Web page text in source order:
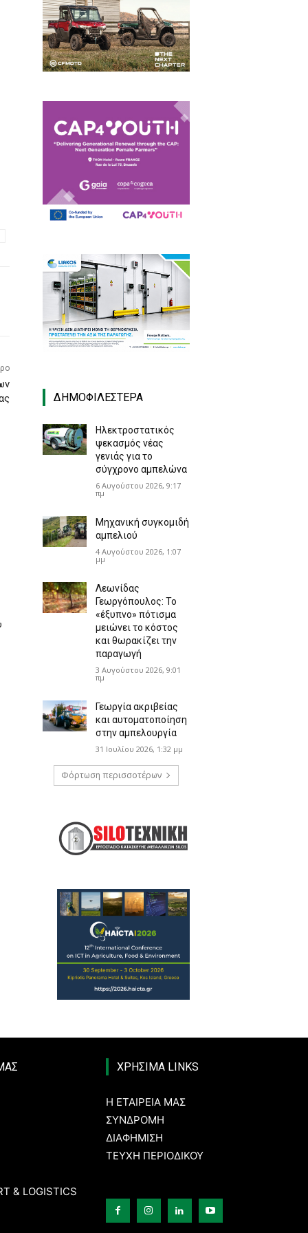
ΔΗΜΟΦΙΛΈΣΤΕΡΑ
Ηλεκτροστατικός
ψεκασμός νέας
γενιάς για το
σύγχρονο αμπελώνα
6 Αυγούστου 2026, 9:17
πμ
Μηχανική συγκομιδή
αμπελιού
4 Αυγούστου 2026, 1:07
μμ
Λεωνίδας
Γεωργόπουλος: Το
«έξυπνο» πότισμα
μειώνει το κόστος
και θωρακίζει την
παραγωγή
3 Αυγούστου 2026, 9:01
πμ
Γεωργία ακριβείας
και αυτοματοποίηση
στην αμπελουργία
31 Ιουλίου 2026, 1:32 μμ
Φόρτωση περισσοτέρων
& LOGISTICS
ΧΡΗΣΙΜΑ LINKS
Η ΕΤΑΙΡΕΙΑ ΜΑΣ
ΣΥΝΔΡΟΜΗ
ΔΙΑΦΗΜΙΣΗ
ΤΕΥΧΗ ΠΕΡΙΟΔΙΚΟΥ